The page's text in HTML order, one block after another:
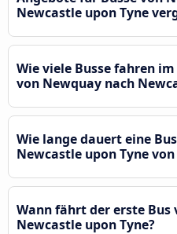
Newcastle upon Tyne
Wie viele Busse fahren
von Newquay nach
Wie lange dauert eine
Newcastle upon Tyne
Wann fährt der erste Bus
Newcastle upon Tyne?